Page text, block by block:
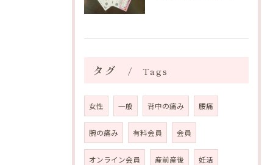
タグ Tags
女性 一般 背中の痛み 腰痛
腕の痛み 有料会員 会員
オンライン会員 産前産後 妊活